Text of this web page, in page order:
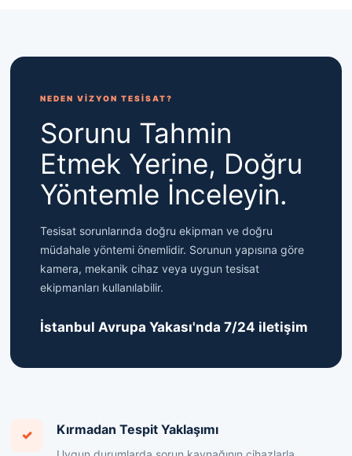
NEDEN VİZYON TESİSAT?
Sorunu Tahmin
Etmek Yerine, Doğru
Yöntemle İnceleyin.
Tesisat sorunlarında doğru ekipman ve doğru
müdahale yöntemi önemlidir. Sorunun yapısına göre
kamera, mekanik cihaz veya uygun tesisat
ekipmanları kullanılabilir.
İstanbul Avrupa Yakası'nda 7/24 iletişim
✓ Kırmadan Tespit Yaklaşımı